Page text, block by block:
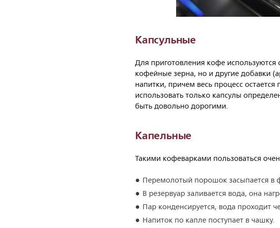
Капсульные
Для приготовления кофе
кофейные зерна, но и другие добавки
напитки, причем весь процесс
использовать только капсулы
быть довольно дорогими.
Капельные
Такими кофеварками пользоваться
Перемолотый порошок засыпается в
В резервуар заливается вода, она
Пар конденсируется, вода проходит
Напиток по капле поступает в чашку.